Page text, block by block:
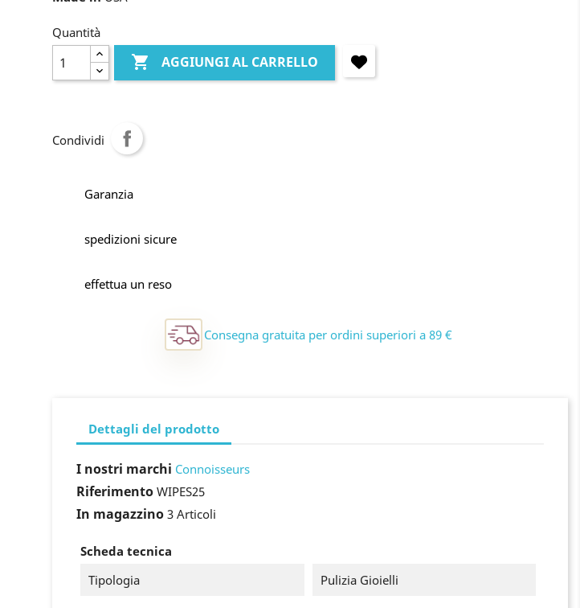
Quantità
 AGGIUNGI AL CARRELLO
Condividi
Garanzia
spedizioni sicure
effettua un reso
Consegna gratuita per ordini superiori a 89 €
Dettagli del prodotto
I nostri marchi Connoisseurs
Riferimento WIPES25
In magazzino 3 Articoli
Scheda tecnica
Tipologia
Pulizia Gioielli